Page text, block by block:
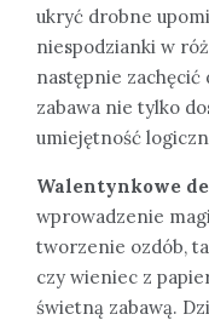
ukryć drobne
niespodzianki w
następnie zachęcić
zabawa nie tylko
umiejętność
Walentynkowe
wprowadzenie
tworzenie ozdób,
czy wieniec z
świetną zabawą.